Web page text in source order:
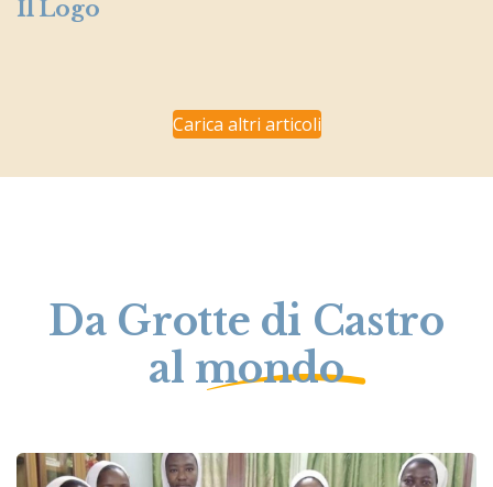
Il Logo
Carica altri articoli
Da Grotte di Castro
al mondo